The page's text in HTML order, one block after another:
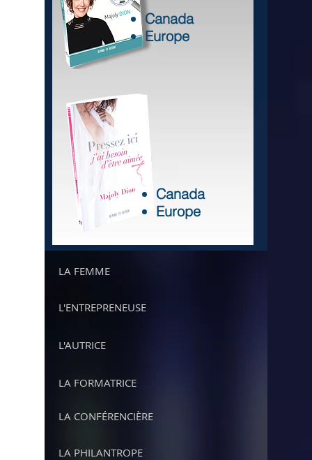
Canada
Europe
Canada
Europe
LA FEMME
L'ENTREPRENEUSE
L'AUTRICE
LA FORMATRICE
LA CONFÉRENCIÈRE
LA PHILANTROPE